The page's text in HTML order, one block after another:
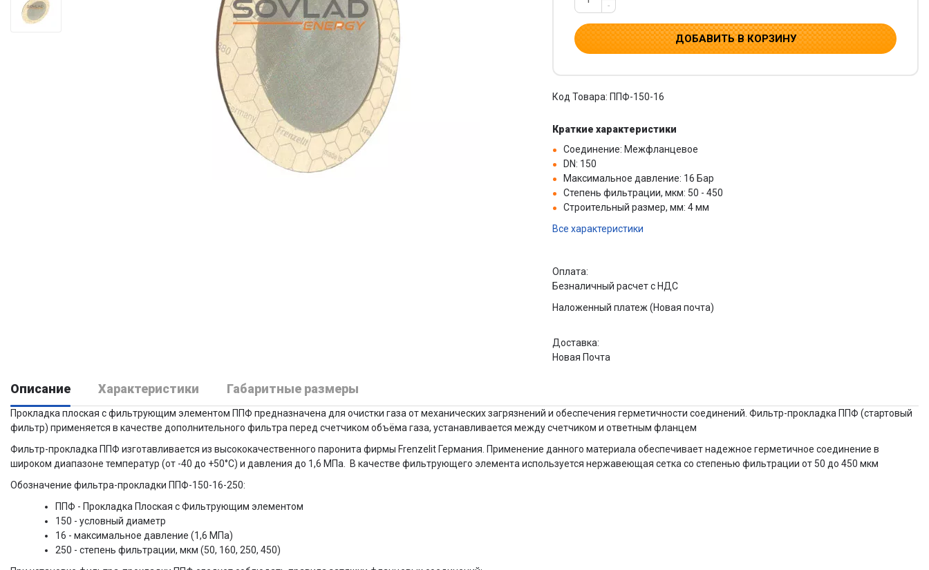
-
ДОБАВИТЬ В КОРЗИНУ
Код Товара: ППФ-150-16
Краткие характеристики
Соединение: Межфланцевое
DN: 150
Максимальное давление: 16 Бар
Степень фильтрации, мкм: 50 - 450
Строительный размер, мм: 4 мм
Все характеристики
Оплата:
Безналичный расчет с НДС
Наложенный платеж (Новая почта)
Доставка:
Новая Почта
Описание Характеристики Габаритные размеры
Прокладка плоская с фильтрующим элементом ППФ предназначена для очистки газа от механических загрязнений и обеспечения герметичности соединений. Фильтр-прокладка ППФ (стартовый
фильтр) применяется в качестве дополнительного фильтра перед счетчиком объёма газа, устанавливается между счетчиком и ответным фланцем
Фильтр-прокладка ППФ изготавливается из высококачественного паронита фирмы Frenzelit Германия. Применение данного материала обеспечивает надежное герметичное соединение в
широком диапазоне температур (от -40 до +50°С) и давления до 1,6 МПа. В качестве фильтрующего элемента используется нержавеющая сетка со степенью фильтрации от 50 до 450 мкм
Обозначение фильтра-прокладки ППФ-150-16-250:
ППФ - Прокладка Плоская с Фильтрующим элементом
150 - условный диаметр
16 - максимальное давление (1,6 МПа)
250 - степень фильтрации, мкм (50, 160, 250, 450)